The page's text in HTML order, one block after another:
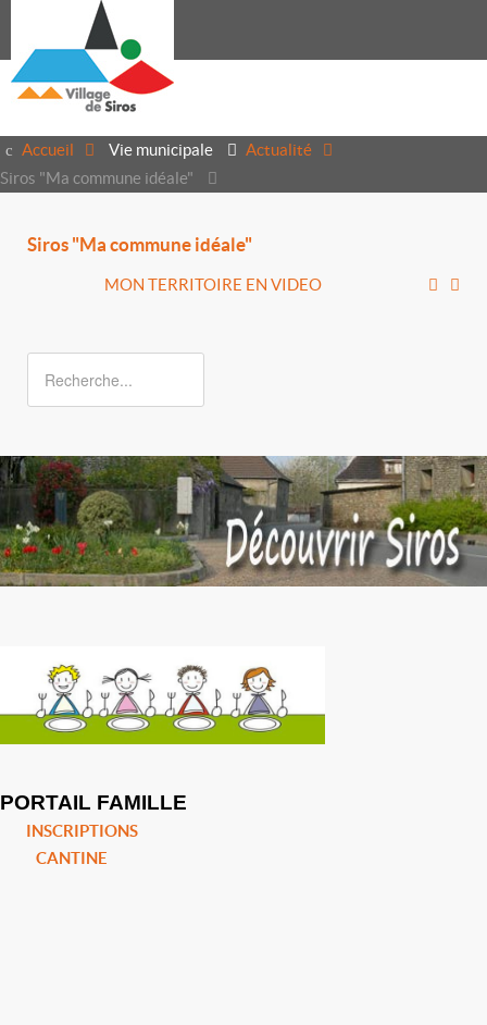
Accueil Vie municipale
Actualité
Siros "Ma commune idéale"
Siros "Ma commune idéale"
MON TERRITOIRE EN VIDEO
PORTAIL FAMILLE
INSCRIPTIONS
CANTINE